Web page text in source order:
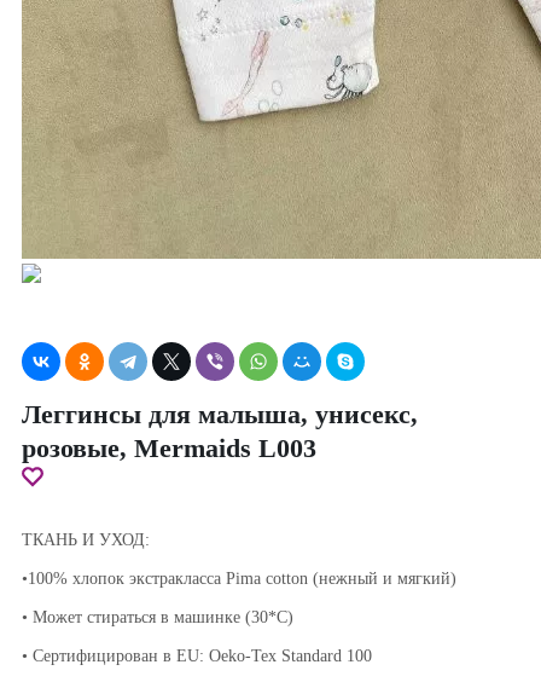
Леггинсы для малыша, унисекс,
розовые, Mermaids L003
ТКАНЬ И УХОД:
•100% хлопок экстракласса Pima cotton (нежный и мягкий)
• Может стираться в машинке (30*C)
• Сертифицирован в EU: Oeko-Tex Standard 100